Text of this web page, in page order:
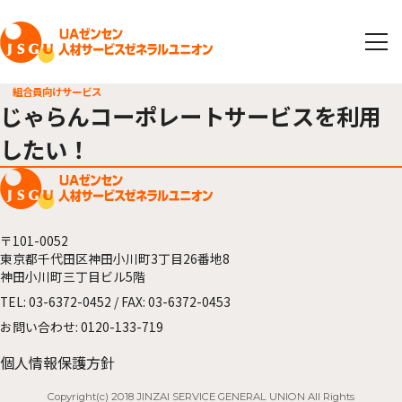
組合員向けサービス
じゃらんコーポレートサービスを利用
したい！
〒101-0052
東京都千代田区神田小川町3丁目26番地8
神田小川町三丁目ビル5階
TEL: 03-6372-0452 / FAX: 03-6372-0453
お問い合わせ: 0120-133-719
個人情報保護方針
Copyright(c) 2018 JINZAI SERVICE GENERAL UNION All Rights